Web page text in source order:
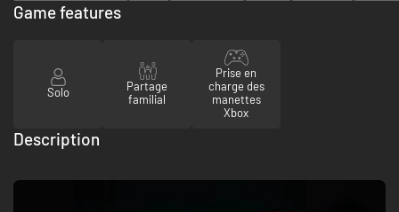
Game features
Solo
Partage
familial
Prise en
charge des
manettes
Xbox
Description